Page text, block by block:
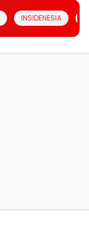
INSIDENESIA